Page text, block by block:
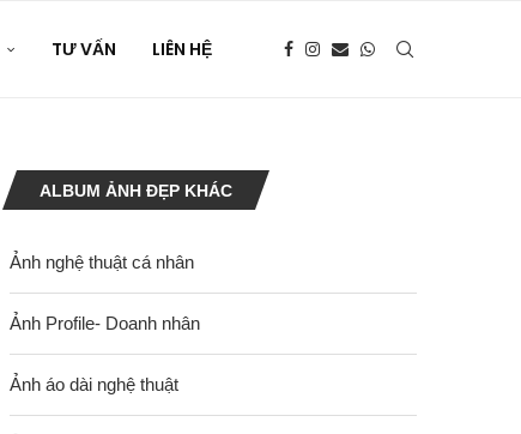
TƯ VẤN LIÊN HỆ
ALBUM ẢNH ĐẸP KHÁC
Ảnh nghệ thuật cá nhân
Ảnh Profile- Doanh nhân
Ảnh áo dài nghệ thuật